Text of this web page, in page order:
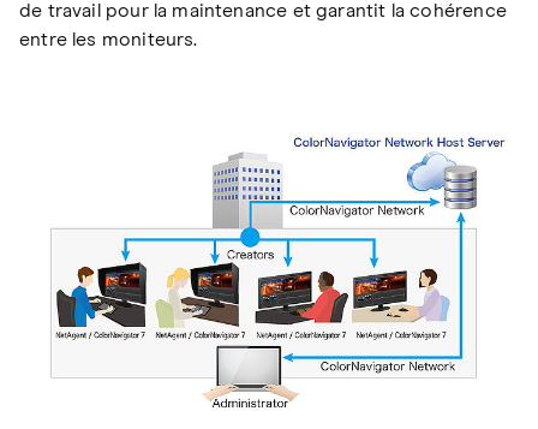
de travail pour la maintenance et garantit la cohérence
entre les moniteurs.